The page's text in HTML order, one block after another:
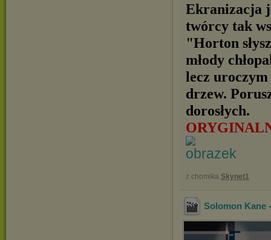
Ekranizacja
twórcy tak
"Horton
młody
lecz
drzew.
dorosłych.
z chomika Skynet1
Solomon Kane